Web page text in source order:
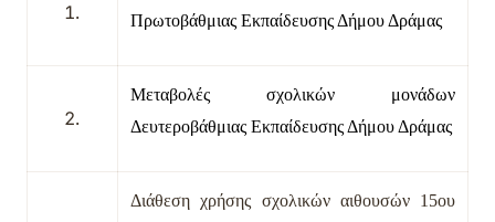
Πρωτοβάθμιας Εκπαίδευσης Δήμου Δράμας
Mεταβολές σχολικών μονάδων
Δευτεροβάθμιας Εκπαίδευσης Δήμου Δράμας
Διάθεση χρήσης σχολικών αιθουσών 15ου